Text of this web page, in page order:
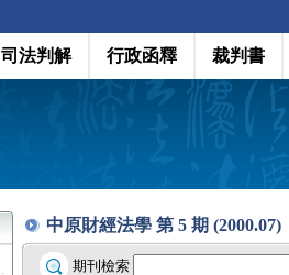
司法判解 行政函釋 裁判書
中原財經法學 第 5 期 (2000.07)
期刊檢索